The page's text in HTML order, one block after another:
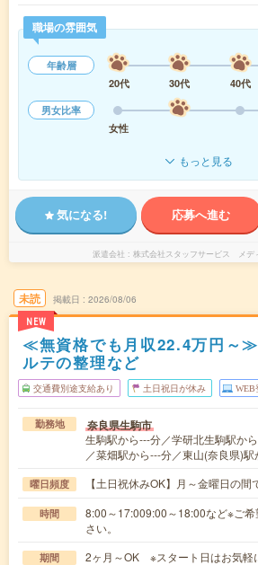
職場の雰囲気
年齢層
20代
30代 40代
男女比率
女性
もっと見る
気になる! 応募へ進む
派遣会社 株式会社スタッフサービス メデ
未読
NEW
掲載日 2026/08/06
≪無資格でも月収22.4万円～≫
ルテの整理など
交通費別途支給あり 土日祝日が休み WEB
勤務地 奈良県生駒市
生駒駅から---分／学研北生駒駅か
／菜畑駅から---分／東山(奈良県)
曜日頻度 【土日祝休みOK】月～金曜日の
時間
8:00～17:009:00～18:00など※ご
さい。
期間 2ヶ月～OK ※スタート日はお気軽